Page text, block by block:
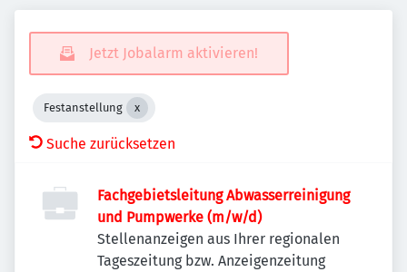
Jetzt Jobalarm aktivieren!
Festanstellung
Suche zurücksetzen
Fachgebietsleitung Abwasserreinigung
und Pumpwerke (m/w/d)
Stellenanzeigen aus Ihrer regionalen
Tageszeitung bzw. Anzeigenzeitung